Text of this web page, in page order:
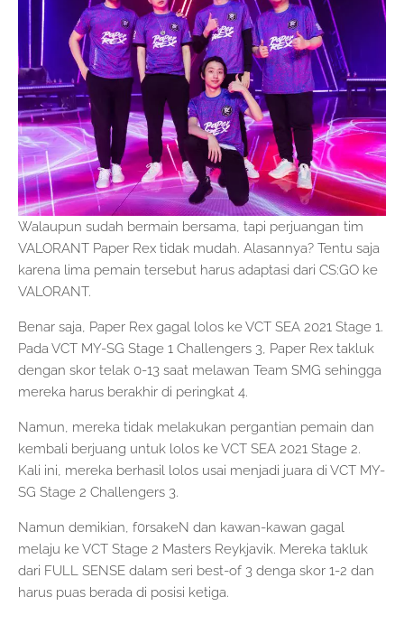
Walaupun sudah bermain bersama, tapi perjuangan tim
VALORANT Paper Rex tidak mudah. Alasannya? Tentu saja
karena lima pemain tersebut harus adaptasi dari CS:GO ke
VALORANT.
Benar saja, Paper Rex gagal lolos ke VCT SEA 2021 Stage 1.
Pada VCT MY-SG Stage 1 Challengers 3, Paper Rex takluk
dengan skor telak 0-13 saat melawan Team SMG sehingga
mereka harus berakhir di peringkat 4.
Namun, mereka tidak melakukan pergantian pemain dan
kembali berjuang untuk lolos ke VCT SEA 2021 Stage 2.
Kali ini, mereka berhasil lolos usai menjadi juara di VCT MY-
SG Stage 2 Challengers 3.
Namun demikian, f0rsakeN dan kawan-kawan gagal
melaju ke VCT Stage 2 Masters Reykjavik. Mereka takluk
dari FULL SENSE dalam seri best-of 3 denga skor 1-2 dan
harus puas berada di posisi ketiga.